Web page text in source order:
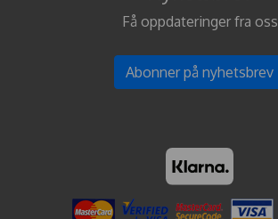
Få oppdateringer fra oss
Abonner på nyhetsbrev